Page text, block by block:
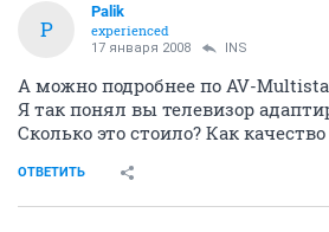
P
Palik
experienced
17 января 2008 INS
А можно подробнее по AV-
Я так понял вы телевизор
Сколько это стоило? Как
ОТВЕТИТЬ